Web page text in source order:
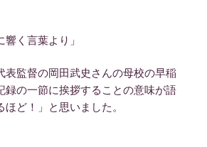
響く言葉より」
表監督の岡田武史さんの母校の早稲
録の一節に挨拶することの意味が語
ど！」と思いました。